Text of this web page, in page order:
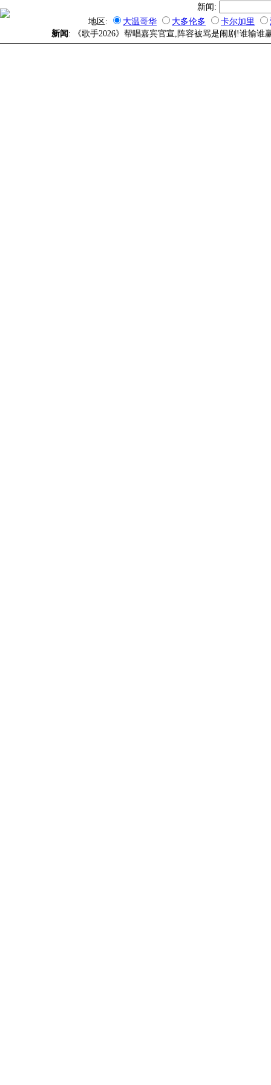
新闻:
地区:
大温哥华 大多伦多 卡尔加里
新闻 : 《歌手2026》帮唱嘉宾官宣,阵容被骂是闹剧!谁输谁